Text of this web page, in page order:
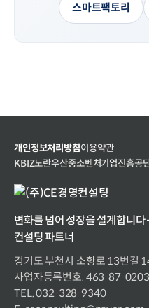
스마트팩토리
개인정보처리방침이용약관
KBIZ노란우산중소벤처기업진흥공
변화를 넘어 성장을 설계합니
컨설팅 파트너
경기도 부천시 소향로 13번길
사업자등록번호. 463-87-
TEL. 032-328-9340